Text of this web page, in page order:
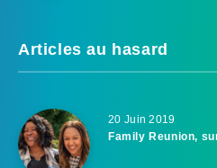
Articles au hasard
20 Juin 2019
Family Reunion,